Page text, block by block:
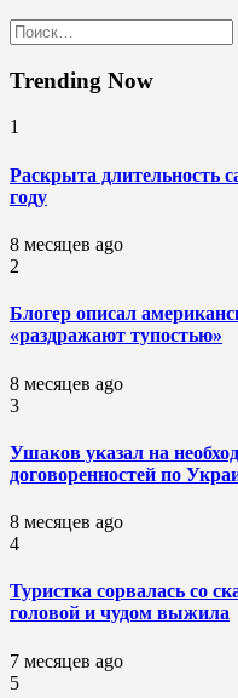
Найти:
Trending Now
1
Раскрыта длительность
году
8 месяцев ago
2
Блогер описал
«раздражают тупостью»
8 месяцев ago
3
Ушаков указал на
договоренностей по
8 месяцев ago
4
Туристка сорвалась со
головой и чудом выжила
7 месяцев ago
5